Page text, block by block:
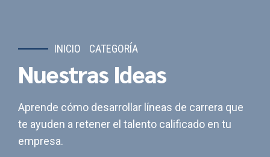
INICIO CATEGORÍA
Nuestras Ideas
Aprende cómo desarrollar líneas de carrera que
te ayuden a retener el talento calificado en tu
empresa.